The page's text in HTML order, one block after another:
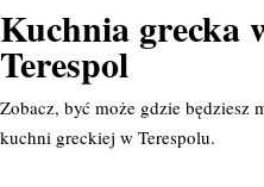
Kuchnia grecka
Terespol
Zobacz, być może gdzie będziesz
kuchni greckiej w Terespolu.